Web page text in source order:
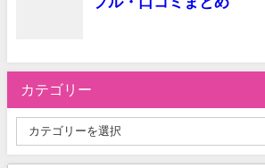
カテゴリー